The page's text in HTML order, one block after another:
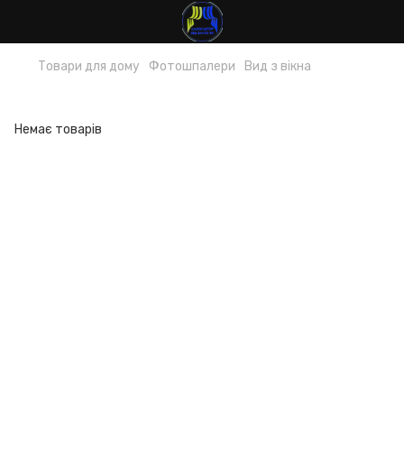
Товари для дому Фотошпалери Вид з вікна
Немає товарів